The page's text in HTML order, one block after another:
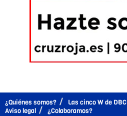
¿Quiénes somos? Las cinco W de DBC
Aviso legal
¿Colaboramos?